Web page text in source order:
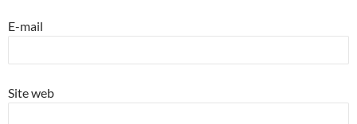
E-mail
Site web